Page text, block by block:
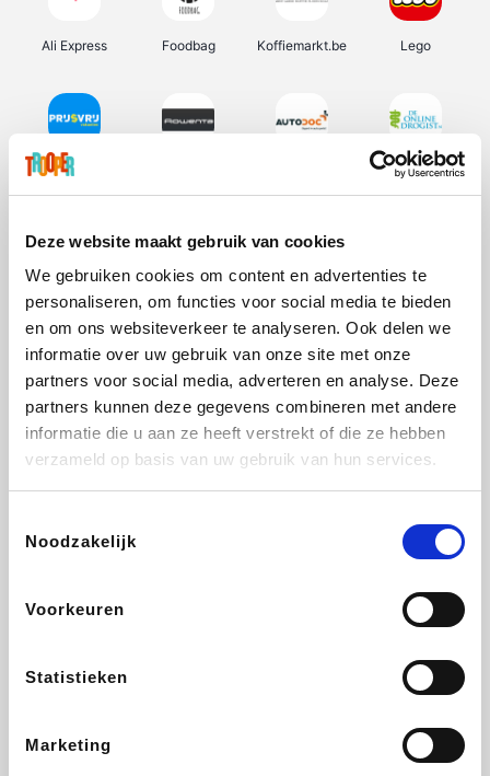
Deze website maakt gebruik van cookies
We gebruiken cookies om content en advertenties te
personaliseren, om functies voor social media te bieden
en om ons websiteverkeer te analyseren. Ook delen we
informatie over uw gebruik van onze site met onze
partners voor social media, adverteren en analyse. Deze
partners kunnen deze gegevens combineren met andere
informatie die u aan ze heeft verstrekt of die ze hebben
verzameld op basis van uw gebruik van hun services.
Noodzakelijk
Voorkeuren
Statistieken
Marketing
Ali Express Foodbag Koffiemarkt.be Lego
Prijsvrij De Online Drogist
Vidaxl Lampenlicht.be Plopsa Adidas
All Accor
DectDirect
SupraBazar